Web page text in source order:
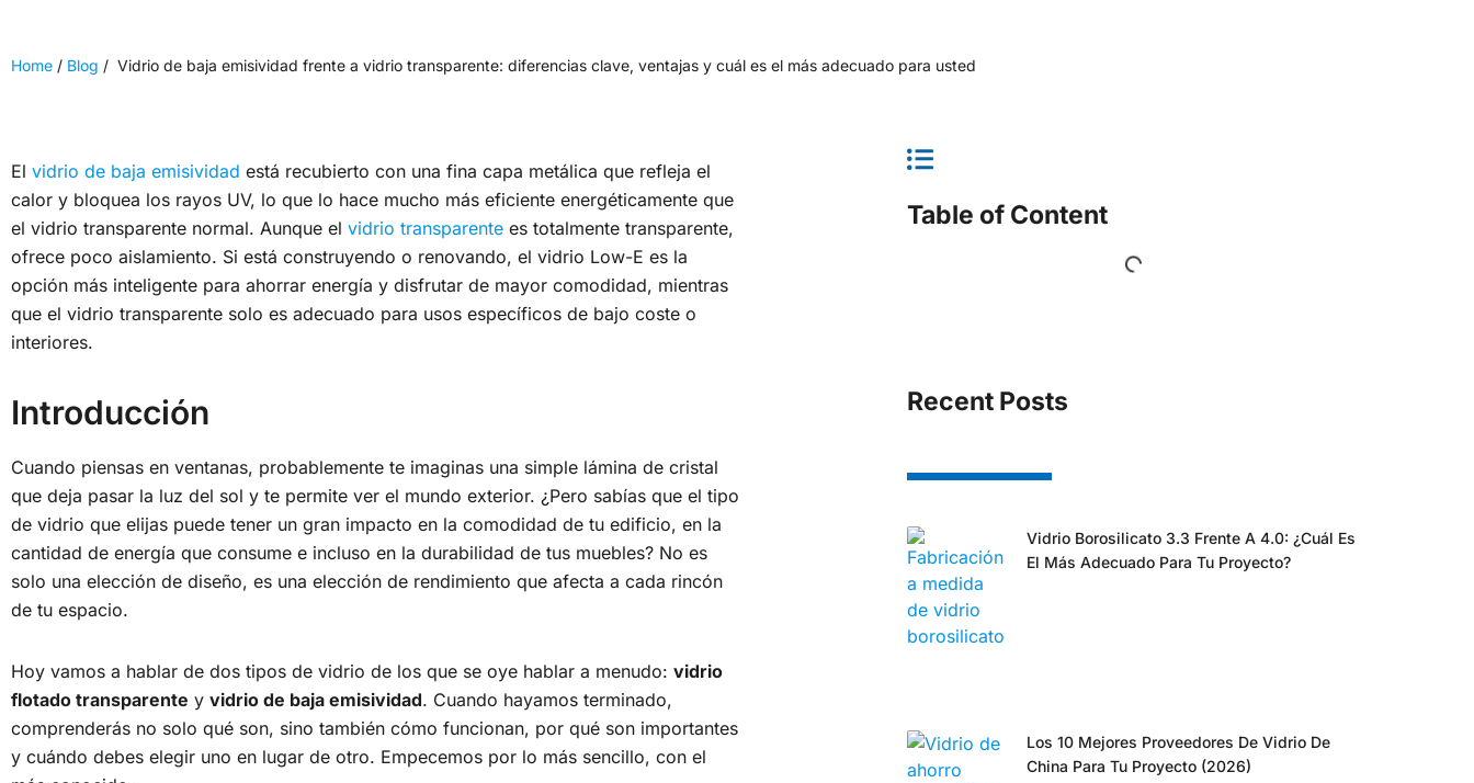
Home / Blog / Vidrio de baja emisividad frente a vidrio transparente: diferencias clave, ventajas y cuál es el más adecuado para usted
El vidrio de baja emisividad está recubierto con una fina capa metálica que refleja el
calor y bloquea los rayos UV, lo que lo hace mucho más eficiente energéticamente que
el vidrio transparente normal. Aunque el vidrio transparente es totalmente transparente,
ofrece poco aislamiento. Si está construyendo o renovando, el vidrio Low-E es la
opción más inteligente para ahorrar energía y disfrutar de mayor comodidad, mientras
que el vidrio transparente solo es adecuado para usos específicos de bajo coste o
interiores.
Introducción
Cuando piensas en ventanas, probablemente te imaginas una simple lámina de cristal
que deja pasar la luz del sol y te permite ver el mundo exterior. ¿Pero sabías que el tipo
de vidrio que elijas puede tener un gran impacto en la comodidad de tu edificio, en la
cantidad de energía que consume e incluso en la durabilidad de tus muebles? No es
solo una elección de diseño, es una elección de rendimiento que afecta a cada rincón
de tu espacio.
Hoy vamos a hablar de dos tipos de vidrio de los que se oye hablar a menudo: vidrio
flotado transparente y vidrio de baja emisividad. Cuando hayamos terminado,
comprenderás no solo qué son, sino también cómo funcionan, por qué son importantes
y cuándo debes elegir uno en lugar de otro. Empecemos por lo más sencillo, con el
Table of Content
Recent Posts
Vidrio Borosilicato 3.3 Frente A 4.0: ¿cuál Es
El Más Adecuado Para Tu Proyecto?
Los 10 Mejores Proveedores De Vidrio De
China Para Tu Proyecto (2026)